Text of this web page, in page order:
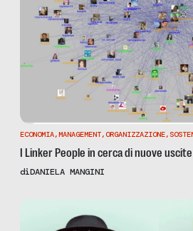
ECONOMIA,MANAGEMENT,ORGANIZZAZIONE,
I Linker People in cerca di nuove uscite
diDANIELA MANGINI